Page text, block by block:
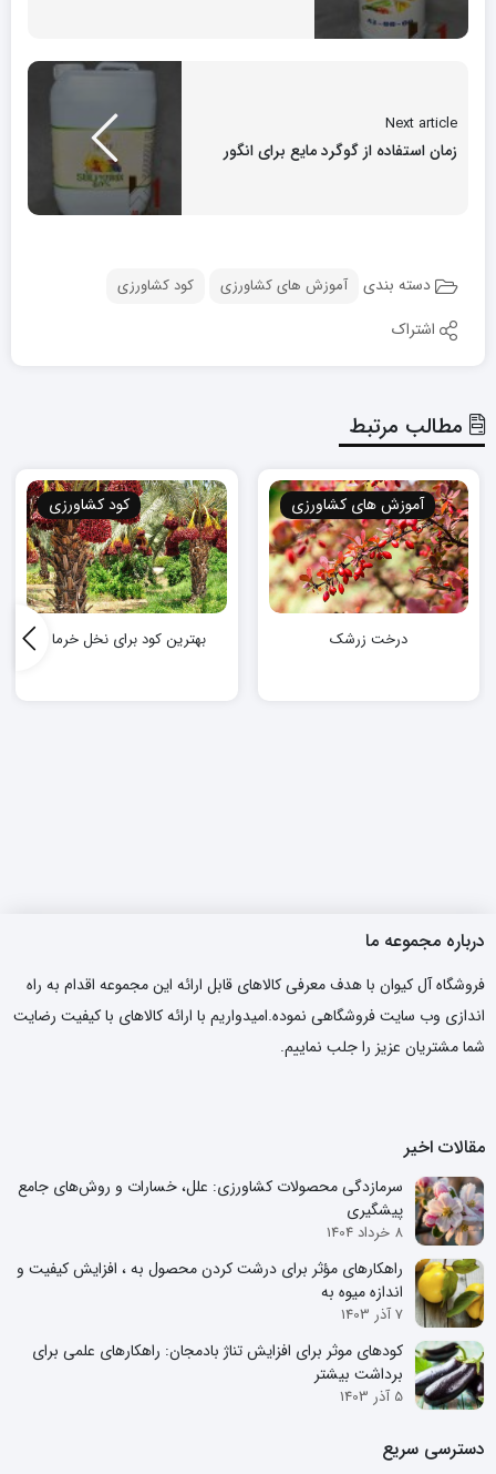
Next article
زمان استفاده از گوگرد مایع برای انگور
دسته بندی آموزش های کشاورزی کود کشاورزی
اشتراک
مطالب مرتبط
آموزش های کشاورزی
درخت زرشک
کود کشاورزی
بهترین کود برای نخل خرما
درباره مجموعه ما
فروشگاه آل کیوان با هدف معرفی کالاهای قابل ارائه این مجموعه اقدام به راه
اندازی وب سایت فروشگاهی نموده.امیدواریم با ارائه کالاهای با کیفیت رضایت
شما مشتریان عزیز را جلب نماییم.
مقالات اخیر
سرمازدگی محصولات کشاورزی: علل، خسارات و روش‌های جامع
پیشگیری
8 خرداد 1404
راهکارهای مؤثر برای درشت کردن محصول به ، افزایش کیفیت و
اندازه میوه به
7 آذر 1403
کودهای موثر برای افزایش تناژ بادمجان: راهکارهای علمی برای
برداشت بیشتر
5 آذر 1403
دسترسی سریع